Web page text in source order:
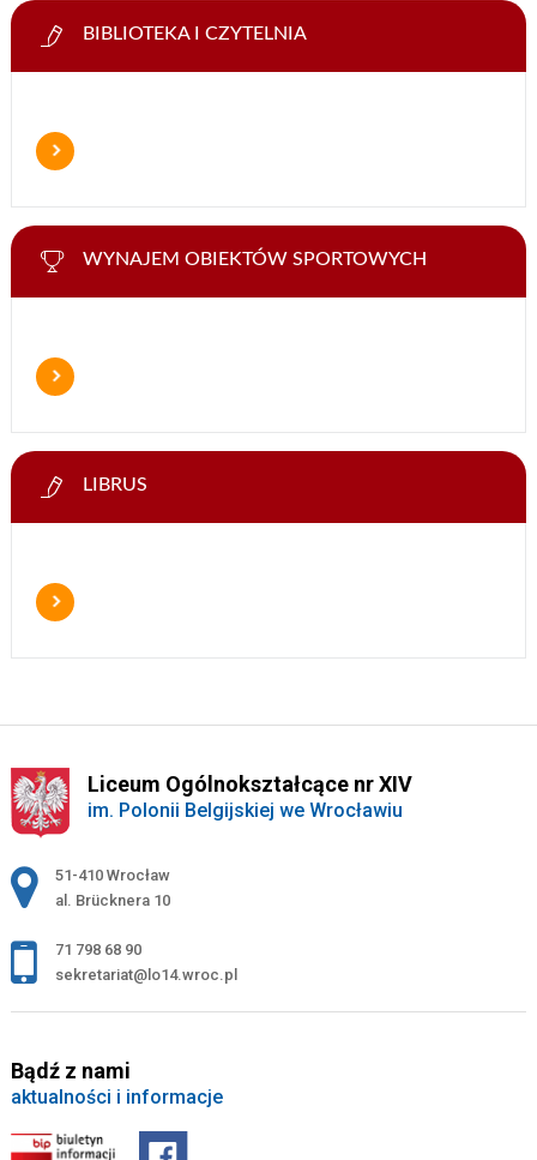
BIBLIOTEKA I CZYTELNIA
WYNAJEM OBIEKTÓW SPORTOWYCH
LIBRUS
Liceum Ogólnokształcące nr XIV
im. Polonii Belgijskiej we Wrocławiu
Adres pocztowy:
51-410 Wrocław
al. Brücknera 10
71 798 68 90
sekretariat@lo14.wroc.pl
Bądź z nami
aktualności i informacje